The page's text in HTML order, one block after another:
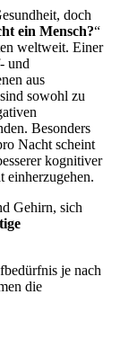
doch
ein Mensch?“
weltweit. Einer
und
aus
sowohl zu
Besonders
Nacht scheint
kognitiver
einherzugehen.
Gehirn, sich
je nach
die